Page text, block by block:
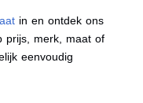
in en ontdek ons
prijs, merk, maat of
eenvoudig